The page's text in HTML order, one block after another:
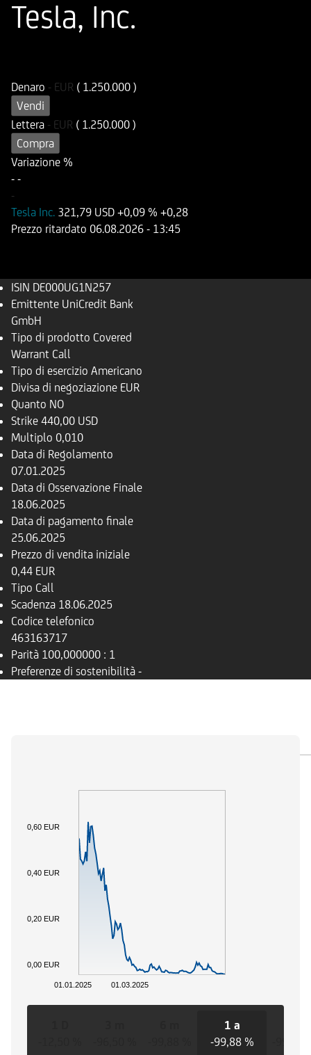
Tesla, Inc.
Denaro - EUR ( 1.250.000 )
Vendi
Lettera - EUR ( 1.250.000 )
Compra
Variazione %
- -
-
Tesla Inc. 321,79 USD +0,09 % +0,28
Prezzo ritardato 06.08.2026 - 13:45
ISIN DE000UG1N257
Emittente UniCredit Bank
GmbH
Tipo di prodotto Covered
Warrant Call
Tipo di esercizio Americano
Divisa di negoziazione EUR
Quanto NO
Strike 440,00 USD
Multiplo 0,010
Data di Regolamento
07.01.2025
Data di Osservazione Finale
18.06.2025
Data di pagamento finale
25.06.2025
Prezzo di vendita iniziale
0,44 EUR
Tipo Call
Scadenza 18.06.2025
Codice telefonico
463163717
Parità 100,000000 : 1
Preferenze di sostenibilità -
01.03.2025
01.01.2025
0,00 EUR
0,20 EUR
0,40 EUR
0,60 EUR
1 a
-99,88 %